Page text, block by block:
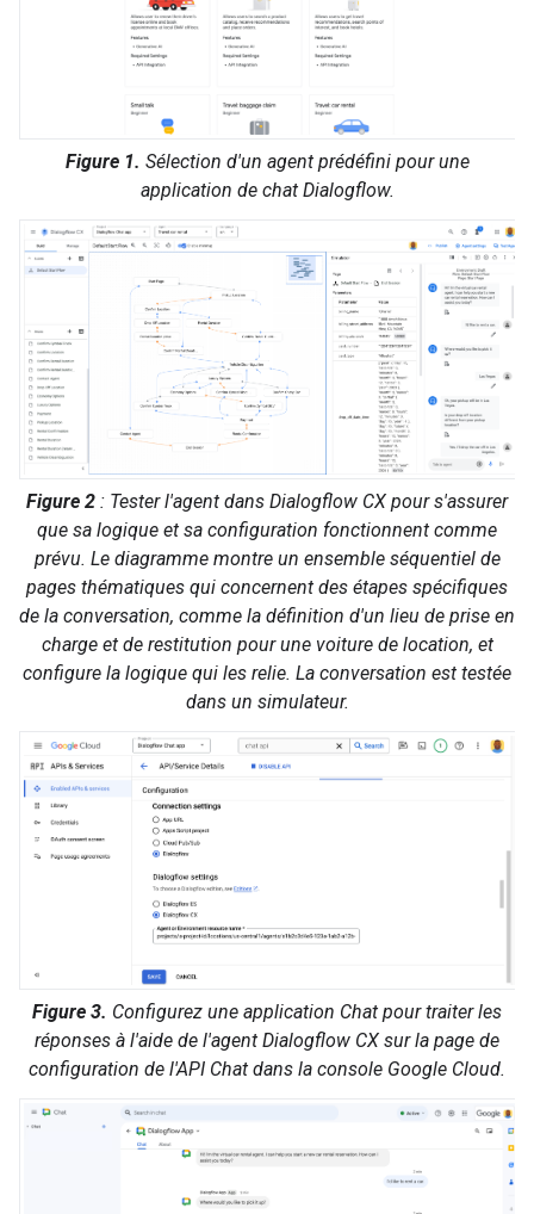
Figure 1. Sélection d'un agent prédéfini pour une
application de chat Dialogflow.
Figure 2 : Tester l'agent dans Dialogflow CX pour s'assurer
que sa logique et sa configuration fonctionnent comme
prévu. Le diagramme montre un ensemble séquentiel de
pages thématiques qui concernent des étapes spécifiques
de la conversation, comme la définition d'un lieu de prise en
charge et de restitution pour une voiture de location, et
configure la logique qui les relie. La conversation est testée
dans un simulateur.
Figure 3. Configurez une application Chat pour traiter les
réponses à l'aide de l'agent Dialogflow CX sur la page de
configuration de l'API Chat dans la console Google Cloud.